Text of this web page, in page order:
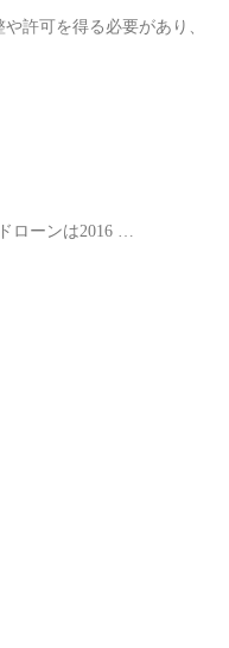
許可を得る必要があり、
ローンは2016 …